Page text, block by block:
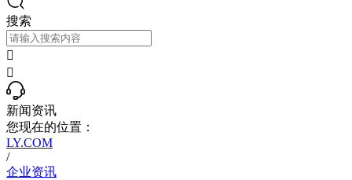
搜索


新闻资讯
您现在的位置：
LY.COM
/
企业资讯